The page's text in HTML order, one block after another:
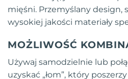
mięśni. Przemyślany design,
wysokiej jakości materiały
MOŻLIWOŚĆ
Używaj samodzielnie lub
uzyskać „łom”, który